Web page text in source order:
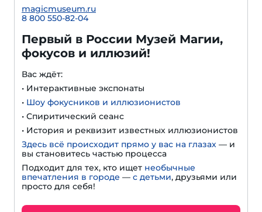
magicmuseum.ru
8 800 550-82-04
Первый в России Музей Магии,
фокусов и иллюзий!
Вас ждёт:
• Интерактивные экспонаты
• Шоу фокусников и иллюзионистов
• Спиритический сеанс
• История и реквизит известных иллюзионистов
Здесь всё происходит прямо у вас на глазах — и
вы становитесь частью процесса
Подходит для тех, кто ищет необычные
впечатления в городе — с детьми, друзьями или
просто для себя!